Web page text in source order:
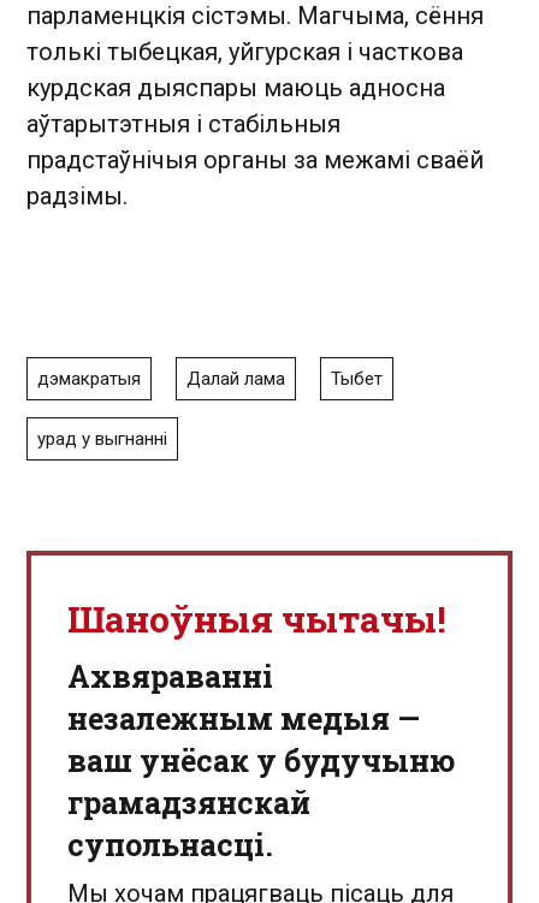
парламенцкія сістэмы. Магчыма, сёння
толькі тыбецкая, уйгурская і часткова
курдская дыяспары маюць адносна
аўтарытэтныя і стабільныя
прадстаўнічыя органы за межамі сваёй
радзімы.
дэмакратыя Далай лама Тыбет
урад у выгнанні
Шаноўныя чытачы!
Aхвяраванні
незалежным медыя —
ваш унёсак у будучыню
грамадзянскай
супольнасці.
Мы хочам працягваць пісаць для